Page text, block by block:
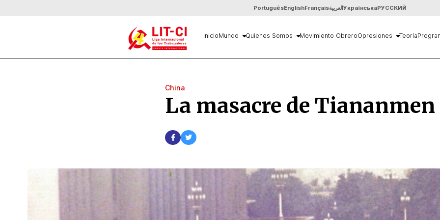
PortuguêsEnglishFrançaisالعربيةУкраїнськаРУССКИЙ
InicioMundo Quienes Somos Movimiento ObreroOpresiones Teoría
China
La masacre de Tiananmen